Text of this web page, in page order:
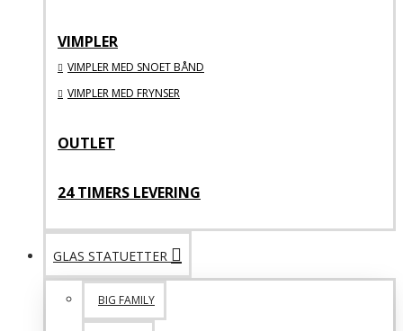
VIMPLER
VIMPLER MED SNOET BÅND
VIMPLER MED FRYNSER
OUTLET
24 TIMERS LEVERING
GLAS STATUETTER
BIG FAMILY